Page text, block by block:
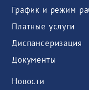
График и режим
Платные услуги
Диспансеризация
Документы
Новости